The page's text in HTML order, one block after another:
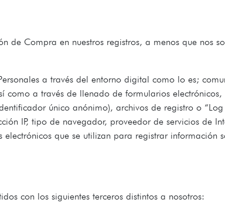
de Compra en nuestros registros, a menos que nos
a través del entorno digital como lo es;
a través de llenado de formularios electrónicos,
único anónimo), archivos de registro o
IP, tipo de navegador, proveedor de servicios de
que se utilizan para registrar información
con los siguientes terceros distintos a nosotros: